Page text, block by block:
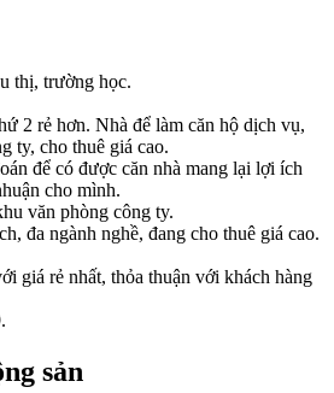
thị, trường học.
2 rẻ hơn. Nhà để làm căn hộ dịch vụ,
ty, cho thuê giá cao.
để có được căn nhà mang lại lợi ích
cho mình.
văn phòng công ty.
đa ngành nghề, đang cho thuê giá cao.
giá rẻ nhất, thỏa thuận với khách hàng
sản